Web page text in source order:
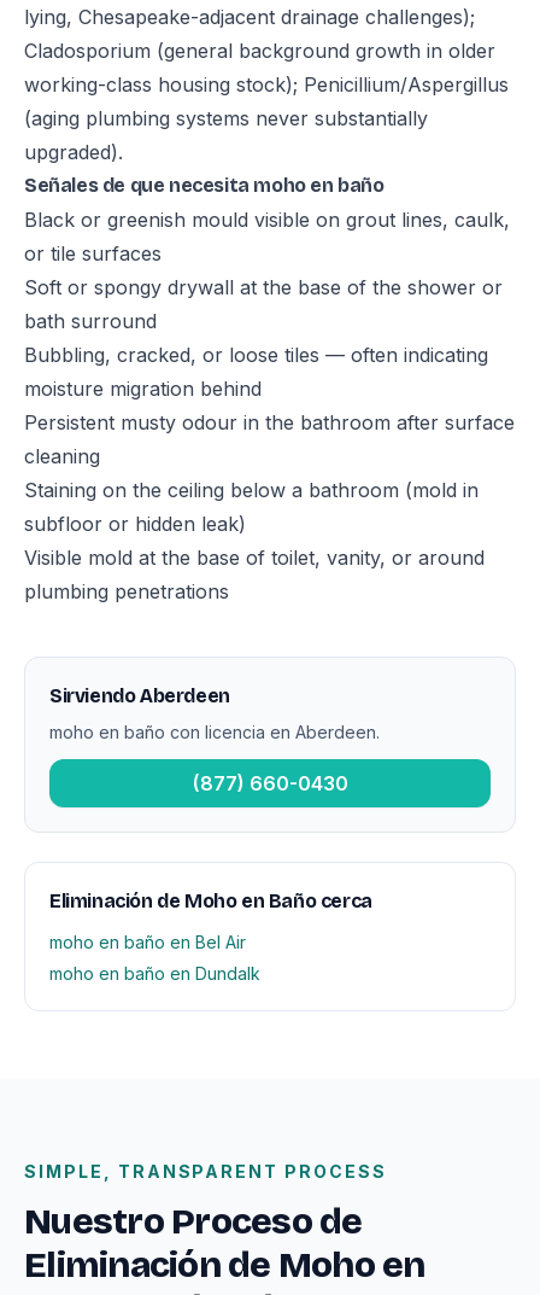
lying, Chesapeake-adjacent drainage challenges);
Cladosporium (general background growth in older
working-class housing stock); Penicillium/Aspergillus
(aging plumbing systems never substantially
upgraded).
Señales de que necesita moho en baño
Black or greenish mould visible on grout lines, caulk,
or tile surfaces
Soft or spongy drywall at the base of the shower or
bath surround
Bubbling, cracked, or loose tiles — often indicating
moisture migration behind
Persistent musty odour in the bathroom after surface
cleaning
Staining on the ceiling below a bathroom (mold in
subfloor or hidden leak)
Visible mold at the base of toilet, vanity, or around
plumbing penetrations
Sirviendo Aberdeen
moho en baño con licencia en Aberdeen.
(877) 660-0430
Eliminación de Moho en Baño cerca
moho en baño en Bel Air
moho en baño en Dundalk
SIMPLE, TRANSPARENT PROCESS
Nuestro Proceso de
Eliminación de Moho en